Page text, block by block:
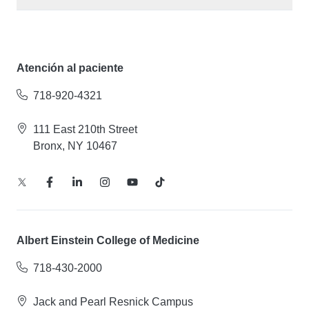
Atención al paciente
718-920-4321
111 East 210th Street
Bronx, NY 10467
Albert Einstein College of Medicine
718-430-2000
Jack and Pearl Resnick Campus